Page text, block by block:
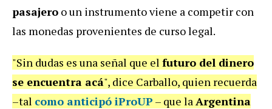
pasajero o un instrumento viene a competir con
las monedas provenientes de curso legal.
"Sin dudas es una señal que el futuro del dinero
se encuentra acá", dice Carballo, quien recuerda
–tal como anticipó iProUP – que laArgentina